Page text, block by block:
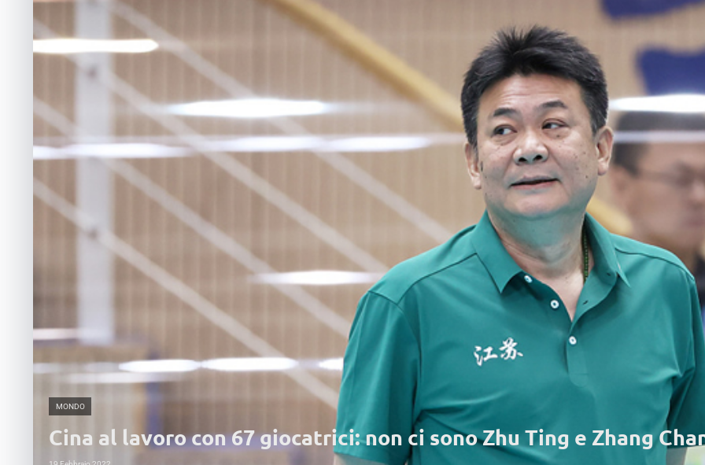
MONDO
Cina al lavoro con 67 giocatrici: non ci sono Zhu Ting e Zhang